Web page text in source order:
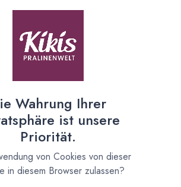
Produkte zu Verzögerungen
später.
Zeige 20
SAISON-
%
Wahrung Ihrer
ist unsere
Priorität.
von Cookies von dieser
in diesem Browser zulassen?